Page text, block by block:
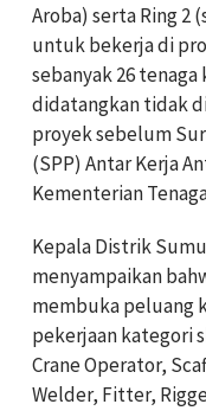
Aroba) serta Ring 2
untuk bekerja di
sebanyak 26
didatangkan tidak
proyek sebelum
(SPP) Antar Kerja
Kementerian
Kepala Distrik
menyampaikan
membuka peluang
pekerjaan kategori
Crane Operator,
Welder, Fitter,